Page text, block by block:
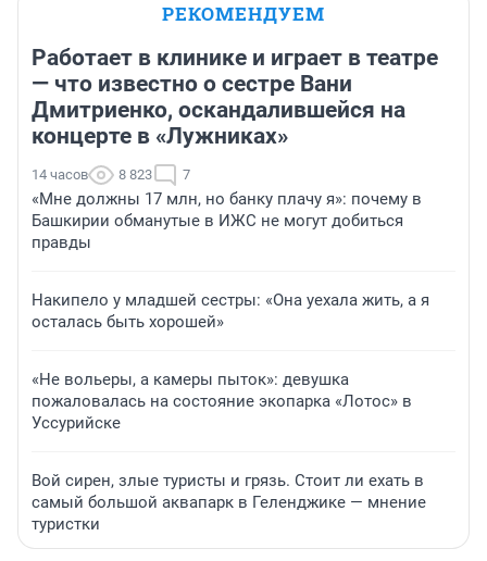
РЕКОМЕНДУЕМ
Работает в клинике и играет в театре
— что известно о сестре Вани
Дмитриенко, оскандалившейся на
концерте в «Лужниках»
14 часов 8 823 7
«Мне должны 17 млн, но банку плачу я»: почему в
Башкирии обманутые в ИЖС не могут добиться
правды
Накипело у младшей сестры: «Она уехала жить, а я
осталась быть хорошей»
«Не вольеры, а камеры пыток»: девушка
пожаловалась на состояние экопарка «Лотос» в
Уссурийске
Вой сирен, злые туристы и грязь. Стоит ли ехать в
самый большой аквапарк в Геленджике — мнение
туристки